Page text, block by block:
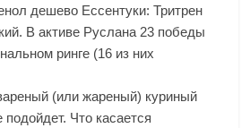
дешево Ессентуки: Тритрен
В активе Руслана 23 победы
ринге (16 из них
(или жареный) куриный
подойдет. Что касается